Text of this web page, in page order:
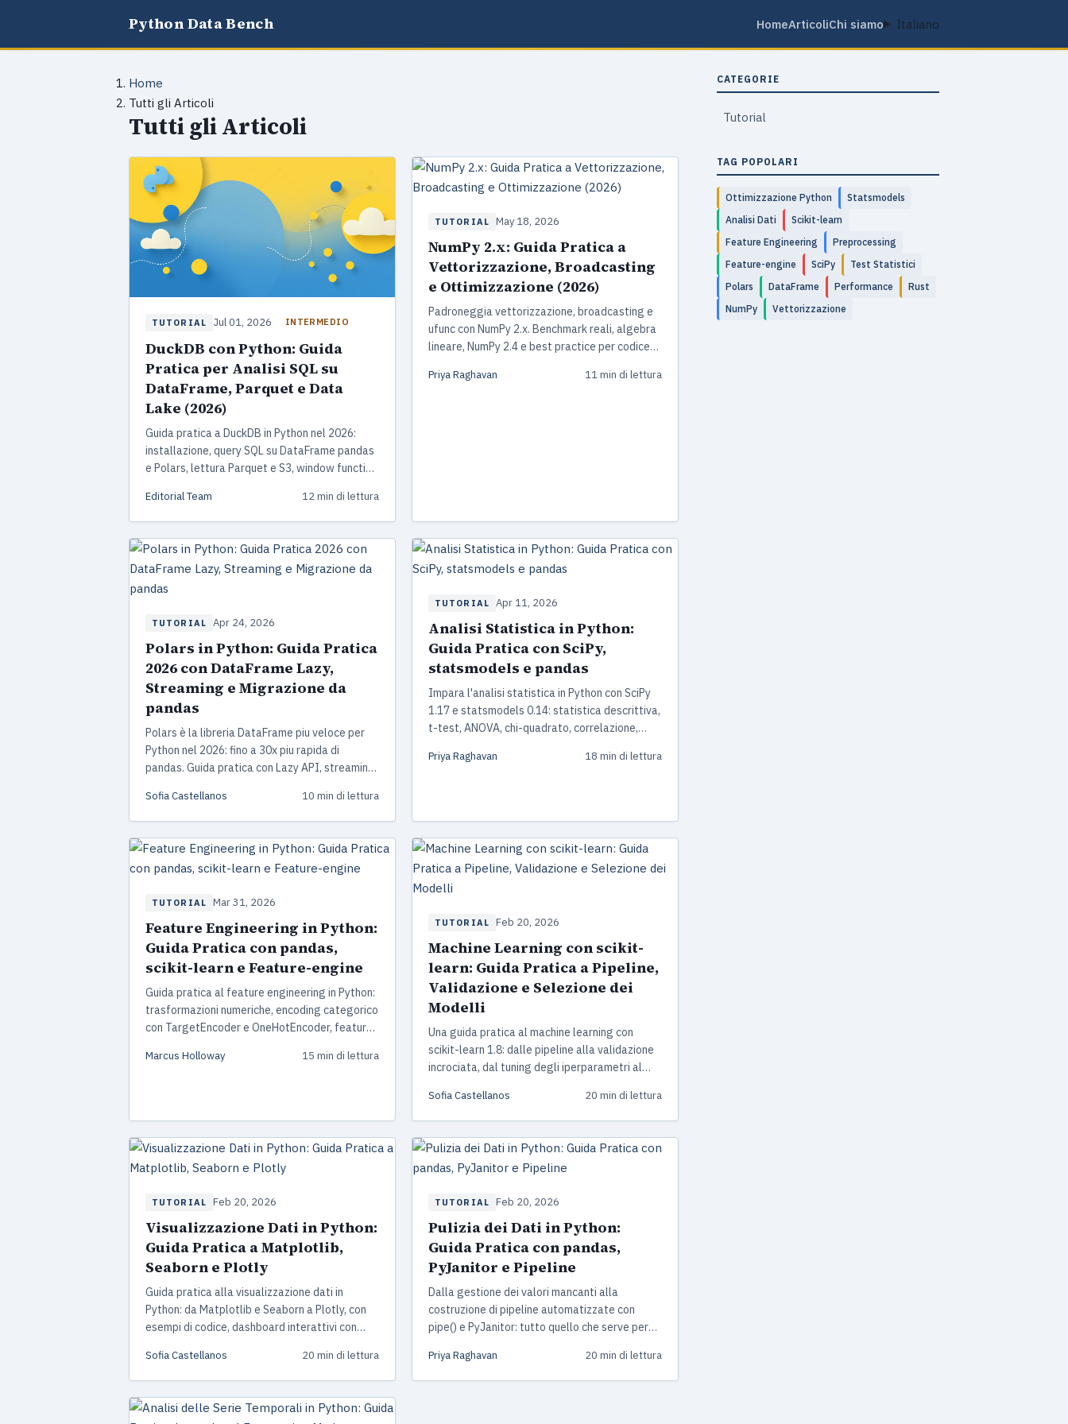
Python Data Bench HomeArticoliChi siamo Italiano
Home
Tutti gli Articoli
Tutti gli Articoli
TUTORIAL Jul 01, 2026 INTERMEDIO
DuckDB con Python: Guida
Pratica per Analisi SQL su
DataFrame, Parquet e Data
Lake (2026)
Guida pratica a DuckDB in Python nel 2026:
installazione, query SQL su DataFrame pandas
e Polars, lettura Parquet e S3, window function
Editorial Team 12 min di lettura
TUTORIAL May 18, 2026
NumPy 2.x: Guida Pratica a
Vettorizzazione, Broadcasting
e Ottimizzazione (2026)
Padroneggia vettorizzazione, broadcasting e
ufunc con NumPy 2.x. Benchmark reali, algebra
lineare, NumPy 2.4 e best practice per codice
Priya Raghavan 11 min di lettura
TUTORIAL Apr 24, 2026
Polars in Python: Guida Pratica
2026 con DataFrame Lazy,
Streaming e Migrazione da
pandas
Polars è la libreria DataFrame piu veloce per
Python nel 2026: fino a 30x piu rapida di
pandas. Guida pratica con Lazy API, streaming
strategia di migrazione da pandas testata in
produzione.
Sofia Castellanos 10 min di lettura
TUTORIAL Apr 11, 2026
Analisi Statistica in Python:
Guida Pratica con SciPy,
statsmodels e pandas
Impara l'analisi statistica in Python con SciPy
1.17 e statsmodels 0.14: statistica descrittiva,
t-test, ANOVA, chi-quadrato, correlazione,
correzione per test multipli con esempi di
Priya Raghavan 18 min di lettura
TUTORIAL Mar 31, 2026
Feature Engineering in Python:
Guida Pratica con pandas,
scikit-learn e Feature-engine
Guida pratica al feature engineering in Python:
trasformazioni numeriche, encoding categorico
con TargetEncoder e OneHotEncoder, feature
learn 1.8 e Feature-engine. Include progetto
Marcus Holloway 15 min di lettura
TUTORIAL Feb 20, 2026
Machine Learning con scikit-
learn: Guida Pratica a Pipeline,
Validazione e Selezione dei
Modelli
Una guida pratica al machine learning con
scikit-learn 1.8: dalle pipeline alla validazione
incrociata, dal tuning degli iperparametri al
Python pronti all'uso.
Sofia Castellanos 20 min di lettura
TUTORIAL Feb 20, 2026
Visualizzazione Dati in Python:
Guida Pratica a Matplotlib,
Seaborn e Plotly
Guida pratica alla visualizzazione dati in
Python: da Matplotlib e Seaborn a Plotly, con
esempi di codice, dashboard interattivi con
professionali.
Sofia Castellanos 20 min di lettura
TUTORIAL Feb 20, 2026
Pulizia dei Dati in Python:
Guida Pratica con pandas,
PyJanitor e Pipeline
Dalla gestione dei valori mancanti alla
costruzione di pipeline automatizzate con
pipe() e PyJanitor: tutto quello che serve per
progetto e-commerce end-to-end.
Priya Raghavan 20 min di lettura
CATEGORIE
Tutorial
TAG POPOLARI
Ottimizzazione Python
Statsmodels
Analisi Dati
Scikit-learn
Feature Engineering
Preprocessing
Feature-engine
SciPy
Test Statistici
Polars
DataFrame Performance
Rust
NumPy
Vettorizzazione